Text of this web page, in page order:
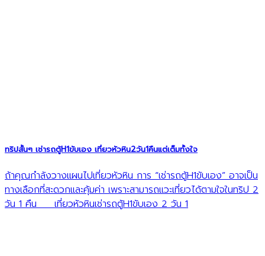
ทริปสั้นๆ เช่ารถตู้H1ขับเอง เที่ยวหัวหิน2วัน1คืนแต่เต็มทั้งใจ
ถ้าคุณกำลังวางแผนไปเที่ยวหัวหิน การ “เช่ารถตู้H1ขับเอง” อาจเป็น
ทางเลือกที่สะดวกและคุ้มค่า เพราะสามารถแวะเที่ยวได้ตามใจในทริป 2
วัน 1 คืน เที่ยวหัวหินเช่ารถตู้H1ขับเอง 2 วัน 1